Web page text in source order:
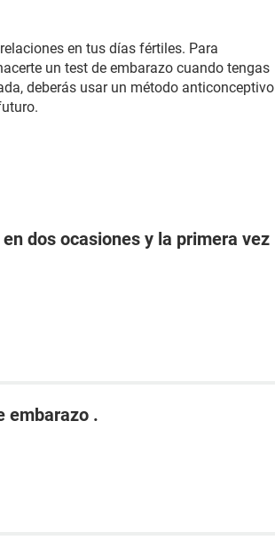
en tus días fértiles. Para
un test de embarazo cuando tengas
deberás usar un método anticonceptivo
dos ocasiones y la primera vez
embarazo .